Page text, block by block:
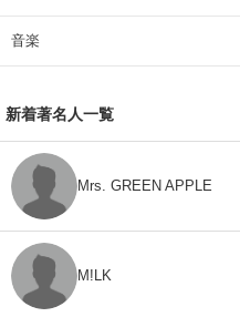
音楽
新着著名人一覧
Mrs. GREEN APPLE
M!LK